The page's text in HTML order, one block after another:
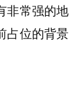
非常强的地
占位的背景